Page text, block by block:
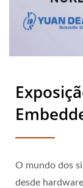
O mundo dos
desde